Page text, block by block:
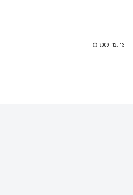
2009.12.13